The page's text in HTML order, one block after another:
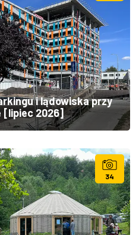
i lądowiska przy
[lipiec 2026]
34